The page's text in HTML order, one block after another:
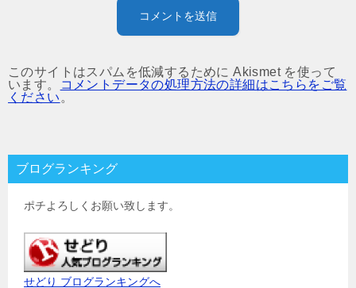
このサイトはスパムを低減するために Akismet を使って
います。
コメントデータの処理方法の詳細はこちらをご覧
ください 。
ブログランキング
ポチよろしくお願い致します。
せどり ブログランキングへ